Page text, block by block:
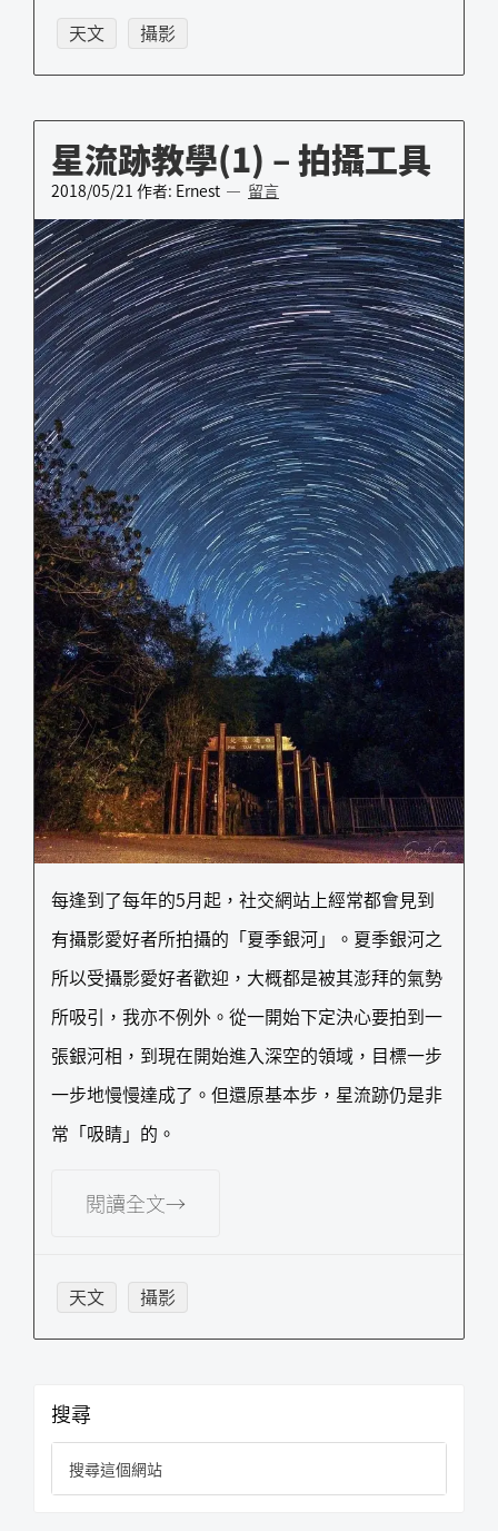
天文 攝影
星流跡教學(1) – 拍攝工具
2018/05/21 作者: Ernest 留言
每逢到了每年的5月起，社交網站上經常都會見到
有攝影愛好者所拍攝的「夏季銀河」。夏季銀河之
所以受攝影愛好者歡迎，大概都是被其澎拜的氣勢
所吸引，我亦不例外。從一開始下定決心要拍到一
張銀河相，到現在開始進入深空的領域，目標一步
一步地慢慢達成了。但還原基本步，星流跡仍是非
常「吸睛」的。
閱讀全文→
天文 攝影
主
要
訊
搜尋